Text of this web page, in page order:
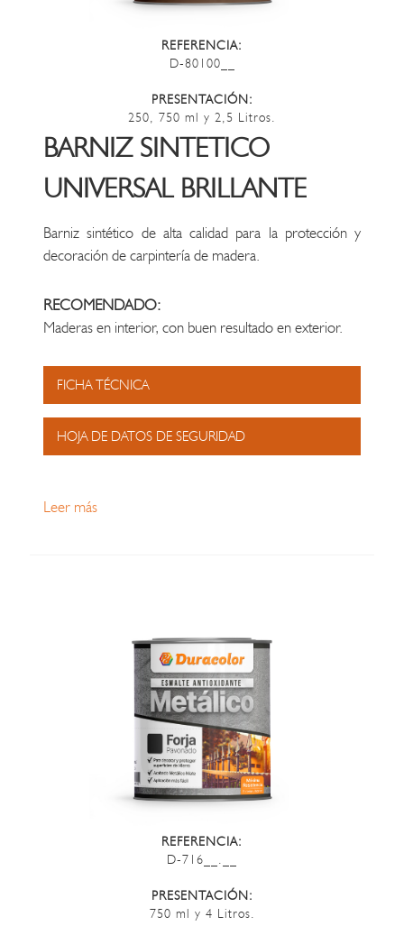
REFERENCIA:
D-80100__
PRESENTACIÓN:
250, 750 ml y 2,5 Litros.
BARNIZ SINTETICO
UNIVERSAL BRILLANTE
Barniz sintético de alta calidad para la protección y
decoración de carpintería de madera.
RECOMENDADO:
Maderas en interior, con buen resultado en exterior.
FICHA TÉCNICA
HOJA DE DATOS DE SEGURIDAD
Leer más
REFERENCIA:
D-716__.__
PRESENTACIÓN:
750 ml y 4 Litros.